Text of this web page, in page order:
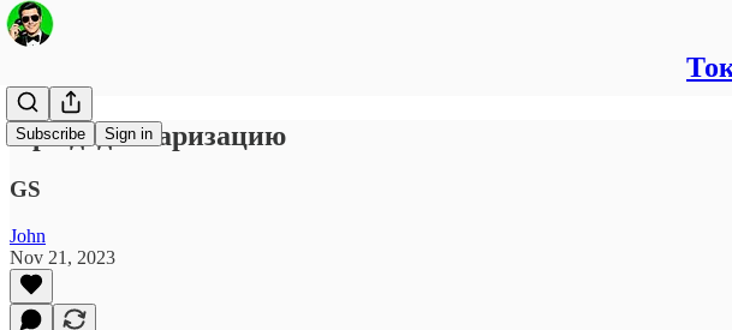
Subscribe Sign in
Про дедолларизацию
GS
John
Nov 21, 2023